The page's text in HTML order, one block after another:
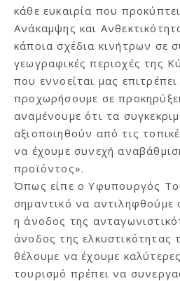
κάθε ευκαιρία που
Ανάκαμψης και
κάποια σχέδια κινήτρων σε
γεωγραφικές περιοχές της
που εννοείται μας
προχωρήσουμε σε
αναμένουμε ότι τα
αξιοποιηθούν από τις
να έχουμε συνεχή
προϊόντος».
Όπως είπε ο Υφυπουργός
σημαντικό να αντιληφθούμε
η άνοδος της
άνοδος της
θέλουμε να έχουμε
τουρισμό πρέπει να